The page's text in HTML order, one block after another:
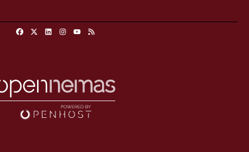
FacebookLinkedinInstagram